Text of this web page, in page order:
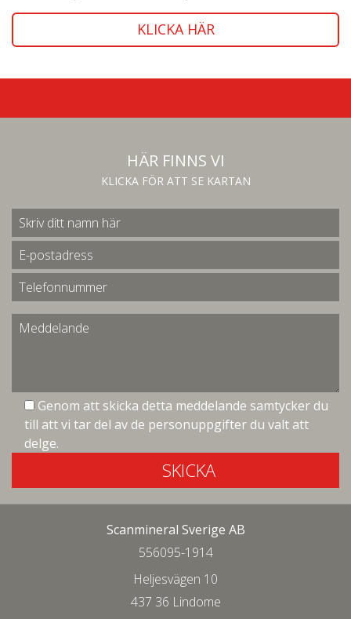
KLICKA HÄR
HÄR FINNS VI
KLICKA FÖR ATT SE KARTAN
Genom att skicka detta meddelande samtycker du
till att vi tar del av de personuppgifter du valt att
delge.
SKICKA
Scanmineral Sverige AB
556095-1914
Heljesvägen 10
437 36 Lindome